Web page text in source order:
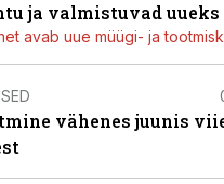
ja valmistuvad
avab uue müügi- ja
vähenes juunis